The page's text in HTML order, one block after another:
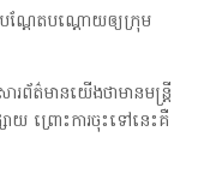
ណ្ដែតបណ្ដោយឲ្យក្រុម
ព័ត៌មានយើងថាមានមន្ត្រី
ាយ ព្រោះការចុះទៅនេះគឺ